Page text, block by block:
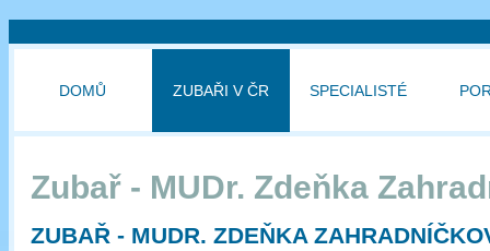
DOMŮ ZUBAŘI V ČR SPECIALISTÉ
Zubař - MUDr. Zdeňka
ZUBAŘ - MUDR. ZDEŇKA